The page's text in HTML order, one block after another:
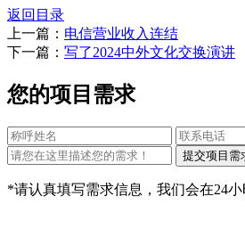
返回目录
上一篇： 电信营业收入连结
下一篇： 写了2024中外文化交换演讲
您的项目需求
*请认真填写需求信息，我们会在24小